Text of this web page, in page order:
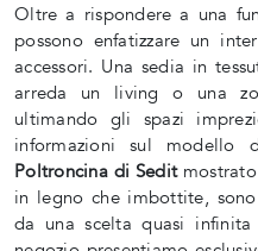
Oltre a rispondere a una
possono enfatizzare un
accessori. Una sedia in
arreda un living o una
ultimando gli spazi
informazioni sul
Poltroncina di Seditmostrato
in legno che imbottite,
da una scelta quasi